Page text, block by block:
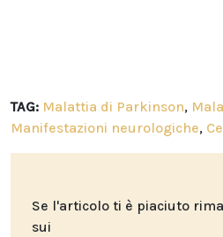
TAG: Malattia di Parkinson,
Manifestazioni neurologiche,
Se l'articolo ti è piaciuto
sui